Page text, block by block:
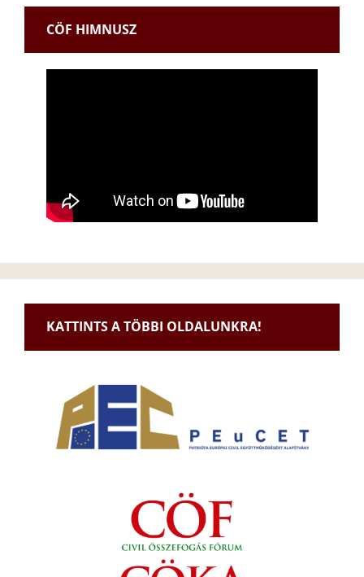
CÖF HIMNUSZ
KATTINTS A TÖBBI OLDALUNKRA!